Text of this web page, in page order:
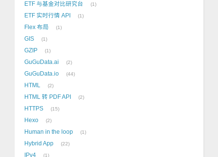
ETF 与基金对比研究台 1
ETF 实时行情 API 1
Flex 布局 1
GIS 1
GZIP 1
GuGuData.ai 2
GuGuData.io 44
HTML 2
HTML 转 PDF API 2
HTTPS 15
Hexo 2
Human in the loop 1
Hybrid App 22
IPv4 1